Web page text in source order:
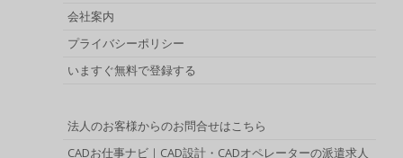
会社案内
プライバシーポリシー
いますぐ無料で登録する
法人のお客様からのお問合せはこちら
CADお仕事ナビ｜CAD設計・CADオペレーターの派遣求人